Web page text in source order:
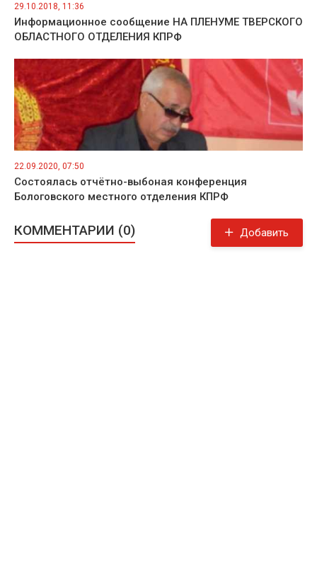
29.10.2018, 11:36
Информационное сообщение НА ПЛЕНУМЕ ТВЕРСКОГО
ОБЛАСТНОГО ОТДЕЛЕНИЯ КПРФ
22.09.2020, 07:50
Состоялась отчётно-выбоная конференция
Бологовского местного отделения КПРФ
КОММЕНТАРИИ (0) Добавить